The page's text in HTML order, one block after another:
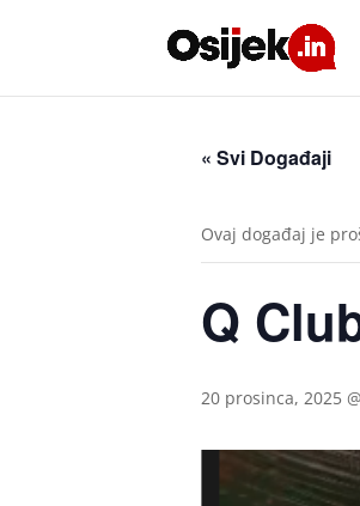
« Svi Događaji
Ovaj događaj je
Q
20 prosinca, 2025